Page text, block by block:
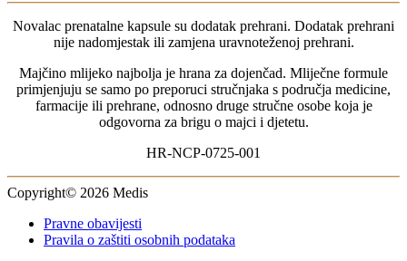
Moje dijete
6-12 mjeseci
1-3 godine
Za dojenčad s probavnim tegobama
Za dojenčad s alergijama
Novalac prenatalne kapsule su dodatak prehrani. Dodatak prehrani
nije nadomjestak ili zamjena uravnoteženoj prehrani.
Majčino mlijeko najbolja je hrana za dojenčad. Mliječne formule
primjenjuju se samo po preporuci stručnjaka s područja medicine,
farmacije ili prehrane, odnosno druge stručne osobe koja je
odgovorna za brigu o majci i djetetu.
HR-NCP-0725-001
Copyright© 2026 Medis
Pravne obavijesti
Pravila o zaštiti osobnih podataka